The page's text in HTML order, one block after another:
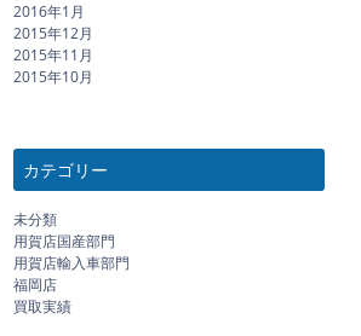
2016年1月
2015年12月
2015年11月
2015年10月
カテゴリー
未分類
用賀店国産部門
用賀店輸入車部門
福岡店
買取実績